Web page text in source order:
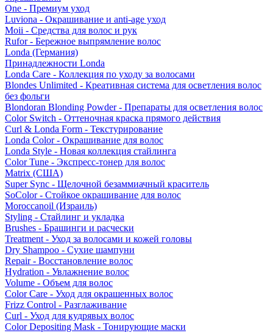
One - Премиум уход
Luviona - Окрашивание и anti-age уход
Moii - Средства для волос и рук
Rufor - Бережное выпрямление волос
Londa (Германия)
Принадлежности Londa
Londa Care - Коллекция по уходу за волосами
Blondes Unlimited - Креативная система для осветления волос
без фольги
Blondoran Blonding Powder - Препараты для осветления волос
Color Switch - Оттеночная краска прямого действия
Curl & Londa Form - Текстурирование
Londa Color - Окрашивание для волос
Londa Style - Новая коллекция стайлинга
Color Tune - Экспресс-тонер для волос
Matrix (США)
Super Sync - Щелочной безаммиачный краситель
SoColor - Стойкое окрашивание для волос
Moroccanoil (Израиль)
Styling - Стайлинг и укладка
Brushes - Брашинги и расчески
Treatment - Уход за волосами и кожей головы
Dry Shampoo - Сухие шампуни
Repair - Восстановление волос
Hydration - Увлажнение волос
Volume - Объем для волос
Color Care - Уход для окрашенных волос
Frizz Control - Разглаживание
Curl - Уход для кудрявых волос
Color Depositing Mask - Тонирующие маски